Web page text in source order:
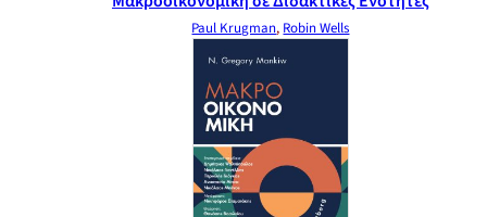
Paul Krugman, Robin Wells